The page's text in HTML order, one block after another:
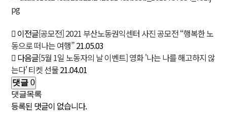
이전글[공모전] 2021 부산노동권익센터 사진 공모전 “행복한 노
동으로 떠나는 여행”21.05.03
다음글[5월 1일 노동자의 날 이벤트] 영화 '나는 나를 해고하지 않
는다' 티켓 선물21.04.01
댓글 0
댓글목록
등록된 댓글이 없습니다.